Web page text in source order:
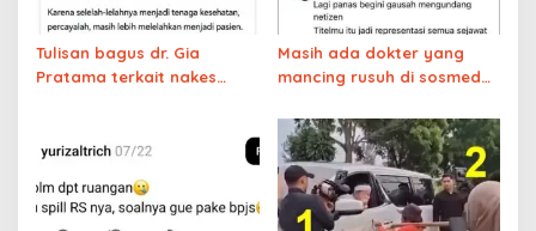
Tulisan bagus dr. Gia
Pratama terkait nakes
Masih ada dokter yang
mancing rusuh di sosmed
dokter